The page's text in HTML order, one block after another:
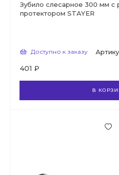
Зубило слесарное 300 мм с
протектором STAYER
Доступно к заказу
401 ₽
В